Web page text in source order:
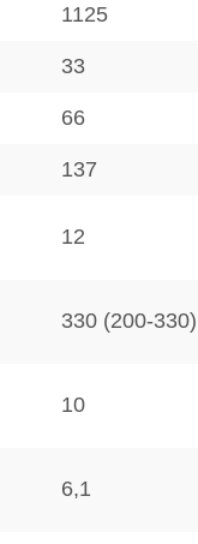
1125
33
66
137
12
330 (200-330)
10
6,1